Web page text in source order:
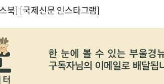
북] [국제신문 인스타그램]